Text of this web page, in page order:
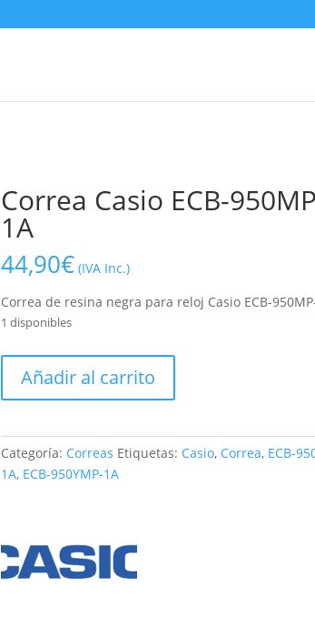
Correa Casio ECB-
1A
44,90€ (IVA Inc.)
Correa de resina negra para reloj Casio ECB-
1 disponibles
Casio
ECB-
1A
cantidad
Añadir al carrito
Categoría: Correas Etiquetas: Casio, Correa, ECB-
1A, ECB-950YMP-1A